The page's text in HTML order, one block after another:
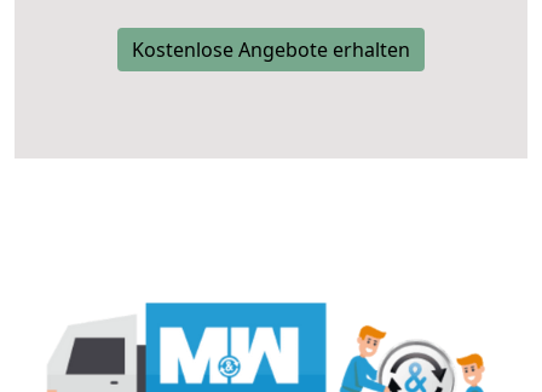
Kostenlose Angebote erhalten